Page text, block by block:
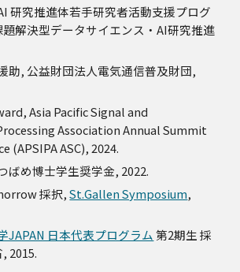
研究推進体若手研究者活動支援プログ
題解決型データサイエンス・AI研究推進
助, 公益財団法人電気通信普及財団,
Asia Pacific Signal and
Association Annual Summit
(APSIPA ASC), 2024.
ばめ博士学生奨学金, 2022.
採択,St.Gallen Symposium,
JAPAN 日本代表プログラム 第2期生 採
2015.